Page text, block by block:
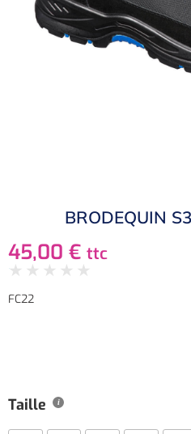
BRODEQUIN
45,00 € ttc
★ ★ ★ ★ ★
FC22
Taille